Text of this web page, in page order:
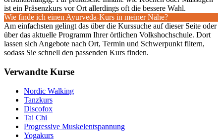
ist ein Präsenzkurs vor Ort allerdings oft die bessere Wahl.
Wie finde ich einen Ayurveda-Kurs in meiner Nähe?
Am einfachsten gelingt das über die Kurssuche auf dieser Seite oder
über das aktuelle Programm Ihrer örtlichen Volkshochschule. Dort
lassen sich Angebote nach Ort, Termin und Schwerpunkt filtern,
sodass Sie schnell den passenden Kurs finden.
Verwandte Kurse
Nordic Walking
Tanzkurs
Discofox
Tai Chi
Progressive Muskelentspannung
Yogakurs